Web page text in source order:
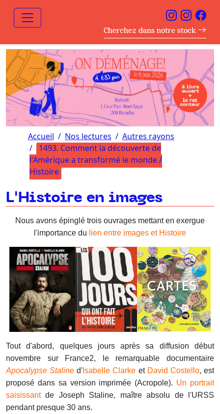
Cherchez dans notre stock
Accueil Nos lectures
Autres rayons
1493. Comment la découverte de
l'Amérique a transformé le monde /
Histoire
L'Histoire en images
Nous avons épinglé trois ouvrages mettant en exergue
l'importance du lien entre images et Histoire
Tout d'abord, quelques jours après sa diffusion début
novembre sur France2, le remarquable documentaire
Apocalypse Staline d' Isabelle Clarke et David Costello, est
proposé dans sa version imprimée (Acropole). Un portrait
saisissantde Joseph Staline, maître absolu de l'URSS
pendant presque 30 ans.